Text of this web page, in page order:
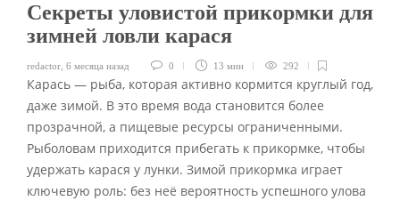
Секреты уловистой прикормки для
зимней ловли карася
redactor 6 месяца назад 0 13 мин 292
Карась — рыба, которая активно кормится круглый год,
даже зимой. В это время вода становится более
прозрачной, а пищевые ресурсы ограниченными.
Рыболовам приходится прибегать к прикормке, чтобы
удержать карася у лунки. Зимой прикормка играет
ключевую роль: без неё вероятность успешного улова